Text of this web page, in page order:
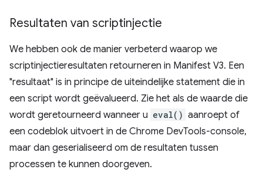
Resultaten van scriptinjectie
We hebben ook de manier verbeterd waarop we
scriptinjectieresultaten retourneren in Manifest V3. Een
"resultaat" is in principe de uiteindelijke statement die in
een script wordt geëvalueerd. Zie het als de waarde die
wordt geretourneerd wanneer u eval() aanroept of
een codeblok uitvoert in de Chrome DevTools-console,
maar dan geserialiseerd om de resultaten tussen
processen te kunnen doorgeven.